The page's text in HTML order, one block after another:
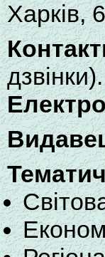
Харків,
дзвінки).